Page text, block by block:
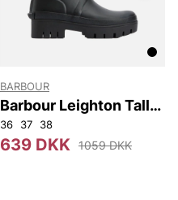
BARBOUR
Barbour Leighton Tall
Welly
36 37 38
639 DKK 1059 DKK